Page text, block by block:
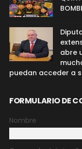
abre
puedan acceder a
FORMULARIO DE
Nombre